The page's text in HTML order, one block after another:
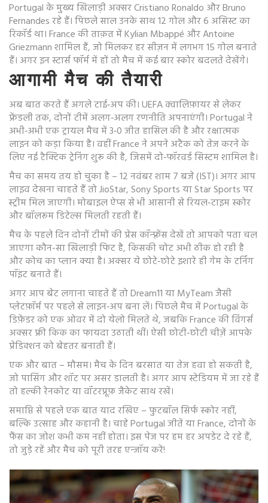
Portugal के मुख्य खिलाड़ी अक्सर Cristiano Ronaldo और Bruno
Fernandes रहे हैं। पिछले साल उनके साथ 12 गोल और 6 असिस्ट का
रिकॉर्ड था। France की ताक़त में Kylian Mbappé और Antoine
Griezmann शामिल हैं, जो मिलकर हर सीज़न में लगभग 15 गोल बनाते
हैं। अगर इन स्टार्स फॉर्म में हों तो मैच में कई बार स्कोर बदलते देखेंगे।
आगामी मैच की तैयारी
अब बात करते हैं अगले टाई‑अप की। UEFA क्वालिफ़ायर से लेकर
फ्रेंडली तक, दोनों टीमें अलग‑अलग रणनीति अपनाएंगी। Portugal ने
अभी‑अभी एक ट्रायल मैच में 3‑0 जीत हासिल की है और रक्षात्मक
लाइन को कड़ा किया है। वहीं France ने अपने अटैक को तेज करने के
लिए नई टैक्टिक ट्रेनिंग शुरू की है, जिसमें दो‑फॉरवर्ड सिस्टम शामिल है।
मैच का समय तय हो चुका है – 12 नवंबर शाम 7 बजे (IST)। अगर आप
लाइव देखना चाहते हैं तो JioStar, Sony Sports या Star Sports पर
स्ट्रीम मिल जाएगी। मोबाइल ऐप्स से भी आसानी से रियल‑टाइम स्कोर
और बॉलरूम डिटेल्स मिलती रहती हैं।
मैच के पहले दिन दोनों टीमों की प्रेस कॉन्फ़्रेंस देखें तो आपको पता चल
जाएगा कौन-सा खिलाड़ी फिट है, किसकी चोट अभी ठीक हो रही है
और कोच का प्लान क्या है। अक्सर ये छोटे‑छोटे इशारे ही गेम के टर्निंग
पॉइंट बनाते हैं।
अगर आप बेट लगाना चाहते हैं तो Dream11 या MyTeam जैसी
प्लेटफ़ॉर्म पर पहले से लाइन‑अप बना लें। पिछले मैच में Portugal के
डिफ़ेंडर को एक ओवर में दो येलो मिलते थे, जबकि France की विंगर्स
अक्सर फ्री किक का फायदा उठाती थीं। ऐसी छोटी‑छोटी चीज़ें आपके
प्रेडिक्शन को बेहतर बनाती हैं।
एक और बात – मौसम। मैच के दिन बरसात या तेज हवा हो सकती है,
जो पासिंग और शॉट पर असर डालती है। अगर आप स्टेडियम में जा रहे हैं
तो हल्की रेनकोट या वॉटरप्रूफ़ जैकेट साथ रखें।
समाप्ति से पहले एक बात याद रखिए – फुटबॉल सिर्फ स्कोर नहीं,
बल्कि उत्साह और कहानी है। चाहे Portugal जीतें या France, दोनों के
फैंस का जोश कभी कम नहीं होता। इस पेज पर हम हर अपडेट दे रहे हैं,
तो जुड़े रहें और मैच को पूरी तरह एन्जॉय करें!